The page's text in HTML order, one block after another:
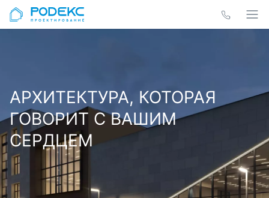
АРХИТЕКТУРА, КОТОРАЯ
ГОВОРИТ С ВАШИМ
СЕРДЦЕМ